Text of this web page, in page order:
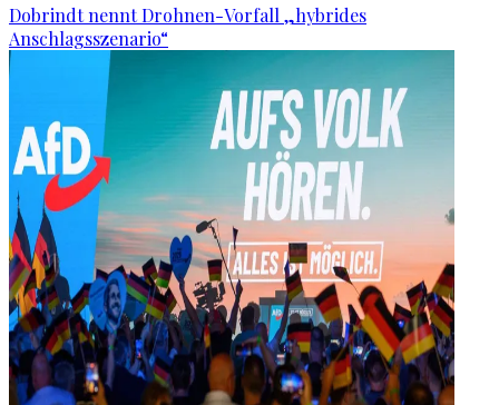
Dobrindt nennt Drohnen-Vorfall „hybrides
Anschlagsszenario“